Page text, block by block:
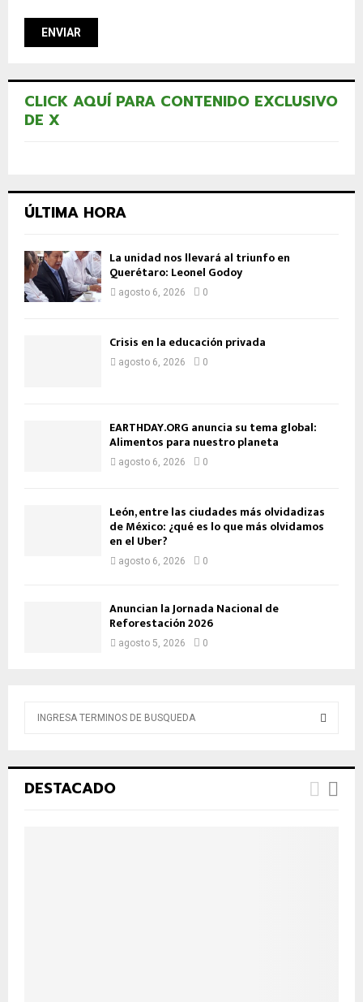
CLICK AQUÍ PARA CONTENIDO EXCLUSIVO
DE X
ÚLTIMA HORA
La unidad nos llevará al triunfo en
Querétaro: Leonel Godoy
agosto 6, 2026 0
Crisis en la educación privada
agosto 6, 2026 0
EARTHDAY.ORG anuncia su tema global:
Alimentos para nuestro planeta
agosto 6, 2026 0
León, entre las ciudades más olvidadizas
de México: ¿qué es lo que más olvidamos
en el Uber?
agosto 6, 2026 0
Anuncian la Jornada Nacional de
Reforestación 2026
agosto 5, 2026 0
e
DESTACADO